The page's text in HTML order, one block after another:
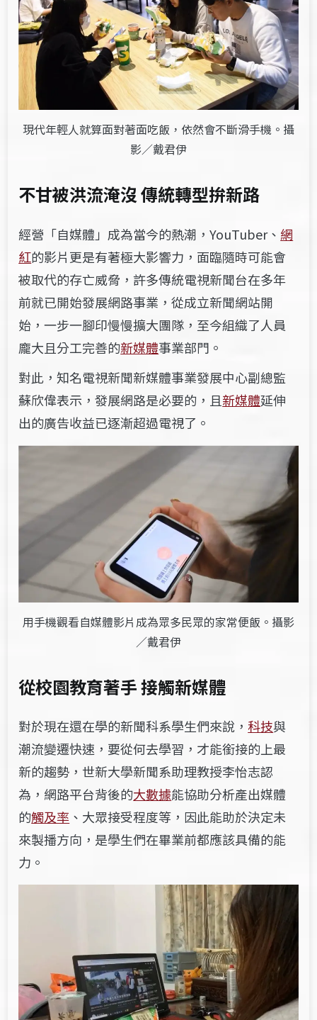
現代年輕人就算面對著面吃飯，依然會不斷滑手機。攝
影／戴君伊
不甘被洪流淹沒 傳統轉型拚新路
經營「自媒體」成為當今的熱潮，YouTuber、 網
紅的影片更是有著極大影響力，面臨隨時可能會
被取代的存亡威脅，許多傳統電視新聞台在多年
前就已開始發展網路事業，從成立新聞網站開
始，一步一腳印慢慢擴大團隊，至今組織了人員
龐大且分工完善的新媒體事業部門。
對此，知名電視新聞新媒體事業發展中心副總監
蘇欣偉表示，發展網路是必要的，且新媒體延伸
出的廣告收益已逐漸超過電視了。
用手機觀看自媒體影片成為眾多民眾的家常便飯。攝影
／戴君伊
從校園教育著手 接觸新媒體
對於現在還在學的新聞科系學生們來說，科技與
潮流變遷快速，要從何去學習，才能銜接的上最
新的趨勢，世新大學新聞系助理教授李怡志認
為，網路平台背後的大數據能協助分析產出媒體
的觸及率 、大眾接受程度等，因此能助於決定未
來製播方向，是學生們在畢業前都應該具備的能
力。